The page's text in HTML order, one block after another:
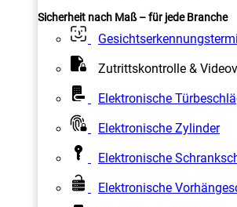
Sicherheit nach Maß – für jede Branche
Zutrittskontrolle &
Elektronische
Elektronische Zylinder
Elektronische
Elektronische